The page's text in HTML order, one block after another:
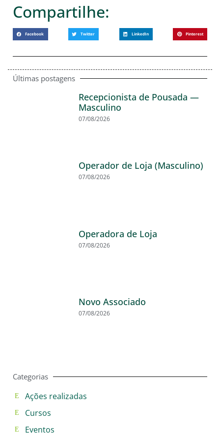
Compartilhe:
Facebook Twitter LinkedIn Pinterest
Últimas postagens
Recepcionista de Pousada —
Masculino
07/08/2026
Operador de Loja (Masculino)
07/08/2026
Operadora de Loja
07/08/2026
Novo Associado
07/08/2026
Categorias
Ações realizadas
Cursos
Eventos